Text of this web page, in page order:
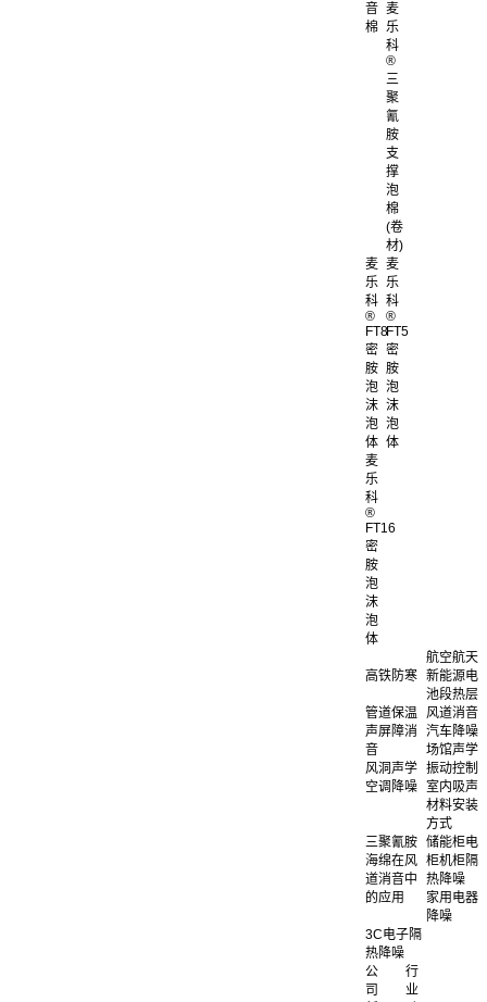
音
棉
麦
乐
科
®
三
聚
氰
胺
支
撑
泡
棉
(卷
材)
麦
乐
科
®
FT8
密
胺
泡
沫
泡
体
麦
乐
科
®
FT5
密
胺
泡
沫
泡
体
麦
乐
科
®
FT16
密
胺
泡
沫
泡
体
航空航天
高铁防寒 新能源电
池段热层
管道保温
风道消音
声屏障消
音
汽车降噪
场馆声学
风洞声学 振动控制
空调降噪 室内吸声
材料安装
方式
三聚氰胺
海绵在风
道消音中
的应用
储能柜电
柜机柜隔
热降噪
家用电器
降噪
3C电子隔
热降噪
公
司
行
业